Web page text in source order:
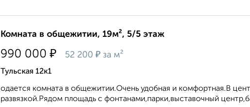
Комната в общежитии, 19м², 5/5 этаж
990 000 ₽ 52 200 ₽ за м²
Тульская 12к1
одается комната в общежитии.Очень удобная и комфортная.В
развязкой.Рядом площадь с фонтанами,парки,выставочный